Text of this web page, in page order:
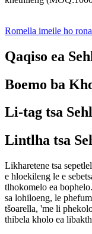
Romella imeile ho rona
Qaqiso ea
Boemo ba
Li-tag tsa
Lintlha tsa
Likharetene tsa
e hloekileng le e
tlhokomelo ea
sa lohiloeng, le
tšoarella, 'me li
thibela kholo ea